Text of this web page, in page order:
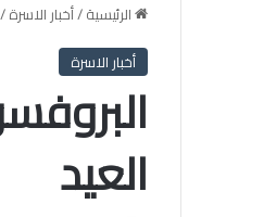
الرئيسية/أخبار الاسرة/
أخبار الاسرة
العيد